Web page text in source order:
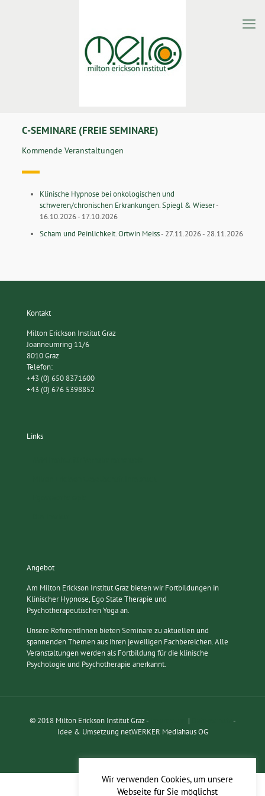
C-SEMINARE (FREIE SEMINARE)
Kommende Veranstaltungen
Klinische Hypnose bei onkologischen und
schweren/chronischen Erkrankungen. Spiegl & Wieser-
16.10.2026 - 17.10.2026
Scham und Peinlichkeit. Ortwin Meiss- 27.11.2026 - 28.11.2026
Kontakt
Milton Erickson Institut Graz
Joanneumring 11/6
8010 Graz
Telefon:
+43 (0) 650 8371600
+43 (0) 676 5398852
Links
Angebot
Am Milton Erickson Institut Graz bieten wir Fortbildungen in
Klinischer Hypnose, Ego State Therapie und
Psychotherapeutischen Yoga an.
Unsere ReferentInnen bieten Seminare zu aktuellen und
spannenden Themen aus ihren jeweiligen Fachbereichen. Alle
Veranstaltungen werden als Fortbildung für die klinische
Psychologie und Psychotherapie anerkannt.
© 2018 Milton Erickson Institut Graz - |
-
Idee & Umsetzung netWERKER Mediahaus OG
Wir verwenden Cookies, um unsere
Webseite für Sie möglichst